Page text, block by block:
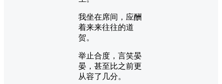
我坐在席间，应酬
着来来往往的道
贺。
举止合度，言笑晏
晏，甚至比之前更
从容了几分。